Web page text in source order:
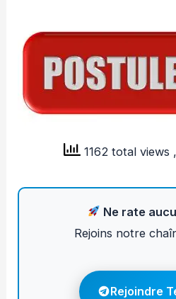
1162 total views
Ne rate
Rejoins notre
Rejoindre